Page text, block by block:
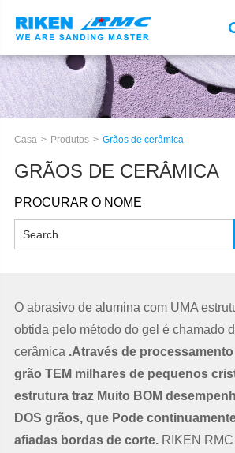
Casa Produtos Grãos de cerâmica
GRÃOS DE CERÂMICA
PROCURAR O NOME
O abrasivo de alumina com UMA
obtida pelo método do gel é chamado
cerâmica .Através de
grão TEM milhares de pequenos
estrutura traz Muito BOM
DOS grãos, que Pode
afiadas bordas de corte.RIKEN RMC